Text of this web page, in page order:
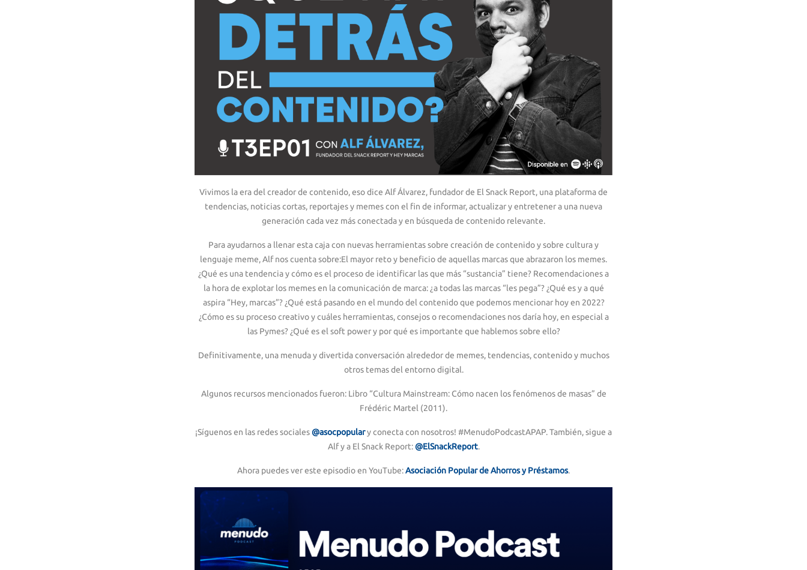
Vivimos la era del creador de contenido, eso dice Alf Álvarez, fundador de El Snack Report, una plataforma de
tendencias, noticias cortas, reportajes y memes con el fin de informar, actualizar y entretener a una nueva
generación cada vez más conectada y en búsqueda de contenido relevante.
Para ayudarnos a llenar esta caja con nuevas herramientas sobre creación de contenido y sobre cultura y
lenguaje meme, Alf nos cuenta sobre:El mayor reto y beneficio de aquellas marcas que abrazaron los memes.
¿Qué es una tendencia y cómo es el proceso de identificar las que más “sustancia” tiene? Recomendaciones a
la hora de explotar los memes en la comunicación de marca: ¿a todas las marcas “les pega”? ¿Qué es y a qué
aspira “Hey, marcas”? ¿Qué está pasando en el mundo del contenido que podemos mencionar hoy en 2022?
¿Cómo es su proceso creativo y cuáles herramientas, consejos o recomendaciones nos daría hoy, en especial a
las Pymes? ¿Qué es el soft power y por qué es importante que hablemos sobre ello?
Definitivamente, una menuda y divertida conversación alrededor de memes, tendencias, contenido y muchos
otros temas del entorno digital.
Algunos recursos mencionados fueron: Libro “Cultura Mainstream: Cómo nacen los fenómenos de masas” de
Frédéric Martel (2011).
¡Síguenos en las redes sociales @asocpopulary conecta con nosotros! #MenudoPodcastAPAP. También, sigue a
Alf y a El Snack Report: @ElSnackReport.
Ahora puedes ver este episodio en YouTube:Asociación Popular de Ahorros y Préstamos.